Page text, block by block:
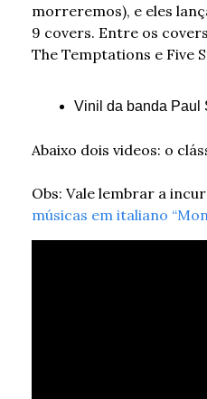
morreremos), e eles
9 covers. Entre os
The Temptations e Five
Vinil da banda Paul
Abaixo dois videos: o
Obs: Vale lembrar a
músicas em italiano